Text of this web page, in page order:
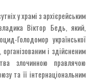
у храмі з архієрейським
Віктор Бедь, який,
Голодомор української
і здійсненим
злочинною правлячою
та її інтернаціональним